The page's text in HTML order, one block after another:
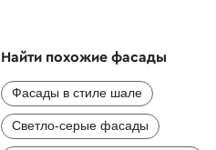
Найти похожие фасады
Фасады в стиле шале
Светло-серые фасады